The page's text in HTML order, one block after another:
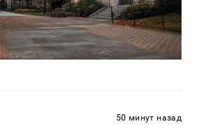
50 минут назад